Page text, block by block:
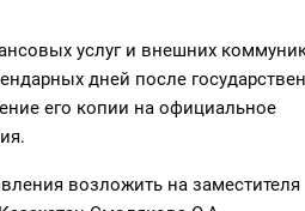
услуг и внешних
дней после
его копии на официальное
возложить на заместителя